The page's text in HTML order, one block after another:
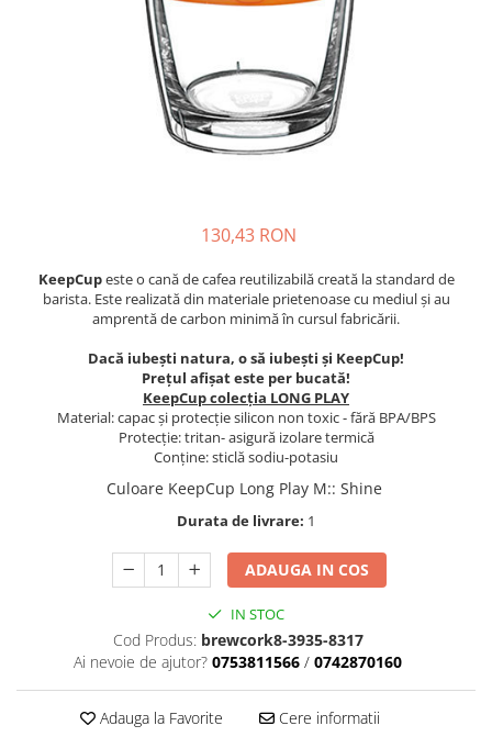
130,43 RON
KeepCupeste o cană de cafea reutilizabilă creată la standard de
barista. Este realizată din materiale prietenoase cu mediul şi au
amprentă de carbon minimă în cursul fabricării.
Dacă iubeşti natura, o să iubeşti şi KeepCup!
Prețul afișat este per bucată!
KeepCup colecția LONG PLAY
Material: capac și protecție silicon non toxic - fără BPA/BPS
Protecție: tritan- asigură izolare termică
Conține: sticlă sodiu-potasiu
Culoare KeepCup Long Play M:: Shine
Durata de livrare: 1
ADAUGA IN COS
IN STOC
Cod Produs: brewcork8-3935-8317
Ai nevoie de ajutor? 0753811566 / 0742870160
Adauga la Favorite Cere informatii